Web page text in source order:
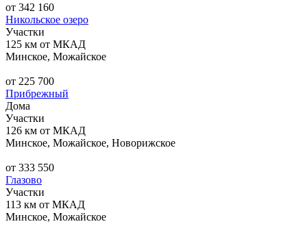
от 342 160
Никольское озеро
Участки
125 км от МКАД
Минское, Можайское
от 225 700
Прибрежный
Дома
Участки
126 км от МКАД
Минское, Можайское, Новорижское
от 333 550
Глазово
Участки
113 км от МКАД
Минское, Можайское